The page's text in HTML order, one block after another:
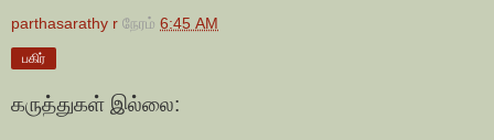
parthasarathy r நேரம் 6:45 AM
பகிர்
கருத்துகள் இல்லை: